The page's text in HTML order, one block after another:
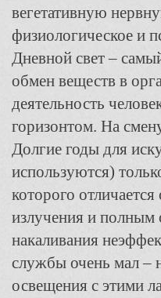
вегетативную
физиологическое и
Дневной свет –
обмен веществ в
деятельность
горизонтом. На
Долгие годы для
используются)
которого
излучения и полным
накаливания
службы очень мал –
освещения с этими